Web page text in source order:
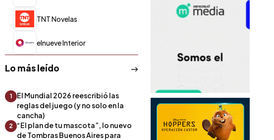
TNT Novelas
elnueve Interior
Lo más leído
1
El Mundial 2026 reescribió las
reglas del juego (y no solo en la
cancha)
2
“El plan de tu mascota”, lo nuevo
de Tombras Buenos Aires para